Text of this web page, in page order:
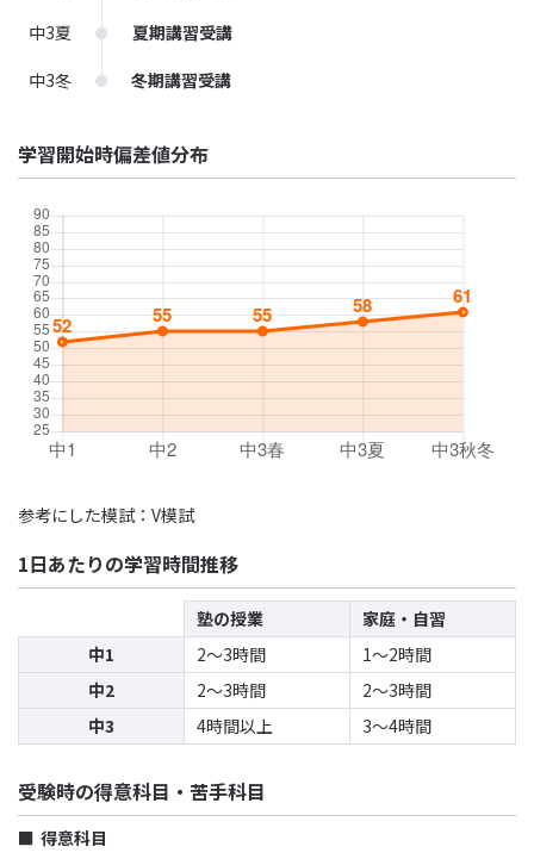
中3夏
夏期講習受講
中3冬
冬期講習受講
学習開始時偏差値分布
参考にした模試：V模試
1日あたりの学習時間推移
塾の授業
家庭・自習
中1
2〜3時間
1〜2時間
中2
2〜3時間
2〜3時間
中3
4時間以上 3〜4時間
受験時の得意科目・苦手科目
得意科目